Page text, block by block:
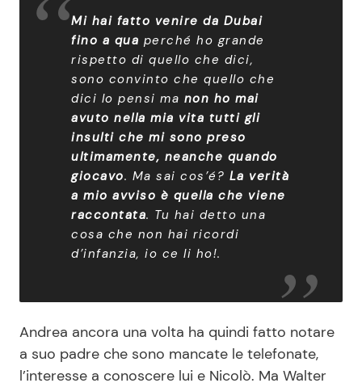
Mi hai fatto venire da Dubai
fino a qua perché ho grande
rispetto di quello che dici,
sono convinto che quello che
dici lo pensi ma non ho mai
avuto nella mia vita tutti gli
insulti che mi sono preso
ultimamente, neanche quando
giocavo. Ma sai cos’é? La verità
a mio avviso è quella che viene
raccontata. Tu hai detto una
cosa che non hai ricordi
d’infanzia, io ce li ho!.
Andrea ancora una volta ha quindi fatto notare
a suo padre che sono mancate le telefonate,
l’interesse a conoscere lui e Nicolò. Ma Walter